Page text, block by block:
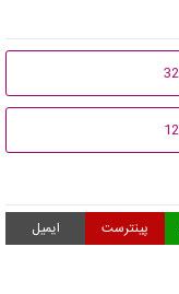
پینترست ایمیل